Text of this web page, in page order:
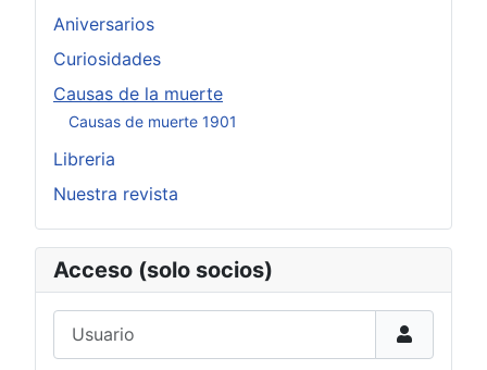
Aniversarios
Curiosidades
Causas de la muerte
Causas de muerte 1901
Libreria
Nuestra revista
Acceso (solo socios)